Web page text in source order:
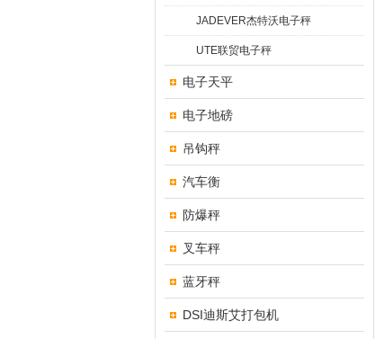
JADEVER杰特沃电子秤
UTE联贸电子秤
电子天平
电子地磅
吊钩秤
汽车衡
防爆秤
叉车秤
蓝牙秤
DSI迪斯艾打包机